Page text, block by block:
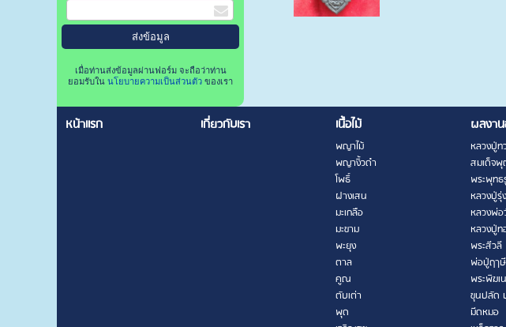
เมื่อท่านส่งข้อมูลผ่านฟอร์ม จะถือว่าท่าน
ยอมรับใน นโยบายความเป็นส่วนตัวของเรา
หน้าแรก เกี่ยวกับเรา เนื้อไม้
พญาไม้
พญางิ้วดำ
โพธิ์
ฝางเสน
มะเกลือ
มะขาม
พะยุง
ตาล
คูณ
ตับเต่า
พุด
ผลงาน
หลวงปู่ท
สมเด็จพุ
พระพุท
หลวงปู่รุ่ง
หลวงพ่อ
หลวงปู่
พระสีวลี
พ่อปู่ฤาษี
พระพิฆเ
ขุนปลัด
มีดหมอ